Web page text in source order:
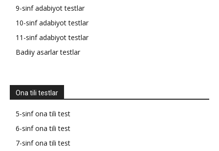
9-sinf adabiyot testlar
10-sinf adabiyot testlar
11-sinf adabiyot testlar
Badiiy asarlar testlar
Ona tili testlar
5-sinf ona tili test
6-sinf ona tili test
7-sinf ona tili test